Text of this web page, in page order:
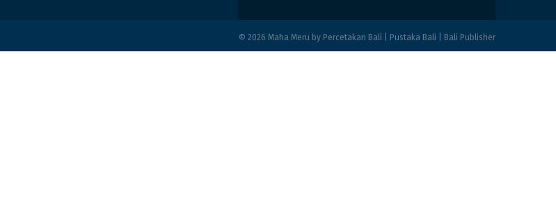
© 2026 Maha Meru by Percetakan Bali Pustaka Bali Bali Publisher